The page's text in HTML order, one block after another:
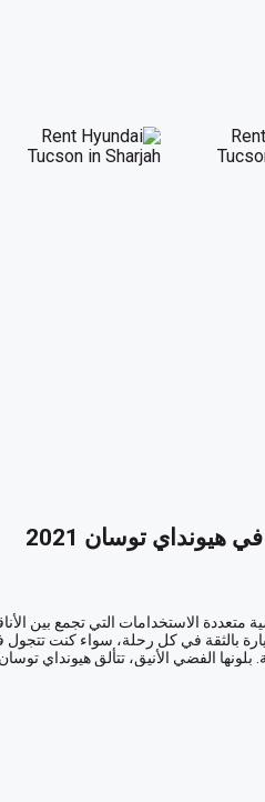
هيونداي توسان 2021